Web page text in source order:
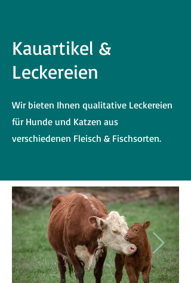
Kauartikel &
Leckereien
Wir bieten Ihnen qualitative Leckereien
für Hunde und Katzen aus
verschiedenen Fleisch & Fischsorten.